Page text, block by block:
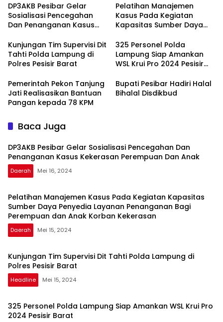
DP3AKB Pesibar Gelar
Sosialisasi Pencegahan
Dan Penanganan Kasus
Anak
Pelatihan Manajemen
Kasus Pada Kegiatan
Kapasitas Sumber Daya
Penanganan Bagi
Perempuan dan Anak
Korban Kekerasan
Kunjungan Tim Supervisi Dit
Tahti Polda Lampung di
Polres Pesisir Barat
325 Personel Polda
Lampung Siap Amankan
WSL Krui Pro 2024 Pesisir
Pemerintah Pekon Tanjung
Jati Realisasikan Bantuan
Pangan kepada 78 KPM
Bupati Pesibar Hadiri Halal
Bihalal Disdikbud
Baca Juga
DP3AKB Pesibar Gelar Sosialisasi Pencegahan Dan
Penanganan Kasus Kekerasan Perempuan Dan Anak
Daerah Mei 16, 2024
Pelatihan Manajemen Kasus Pada Kegiatan Kapasitas
Sumber Daya Penyedia Layanan Penanganan Bagi
Perempuan dan Anak Korban Kekerasan
Daerah Mei 15, 2024
Kunjungan Tim Supervisi Dit Tahti Polda Lampung di
Polres Pesisir Barat
Headline Mei 15, 2024
325 Personel Polda Lampung Siap Amankan WSL Krui Pro
2024 Pesisir Barat